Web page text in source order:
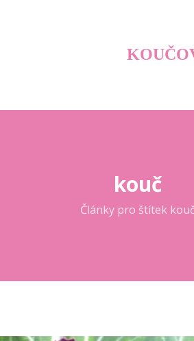
kouč
Články pro štítek kouč